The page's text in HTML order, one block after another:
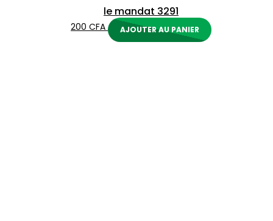
le mandat 3291
200 CFA AJOUTER AU PANIER